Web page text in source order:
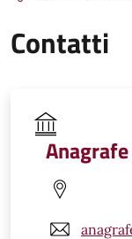
Contatti
Anagrafe